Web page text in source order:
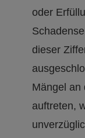
oder
dieser
Mängel an
auftreten,